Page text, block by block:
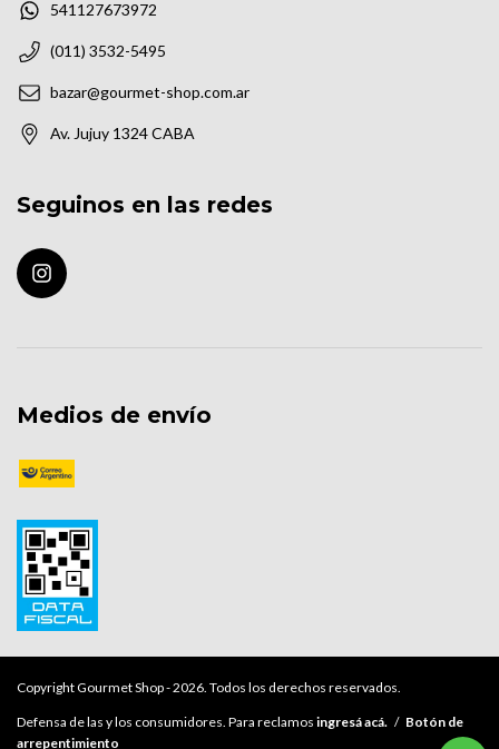
541127673972
(011) 3532-5495
bazar@gourmet-shop.com.ar
Av. Jujuy 1324 CABA
Seguinos en las redes
Medios de envío
Copyright Gourmet Shop - 2026. Todos los derechos reservados.
Defensa de las y los consumidores. Para reclamos ingresá acá. / Botón de
arrepentimiento